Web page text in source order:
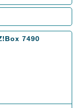
7490